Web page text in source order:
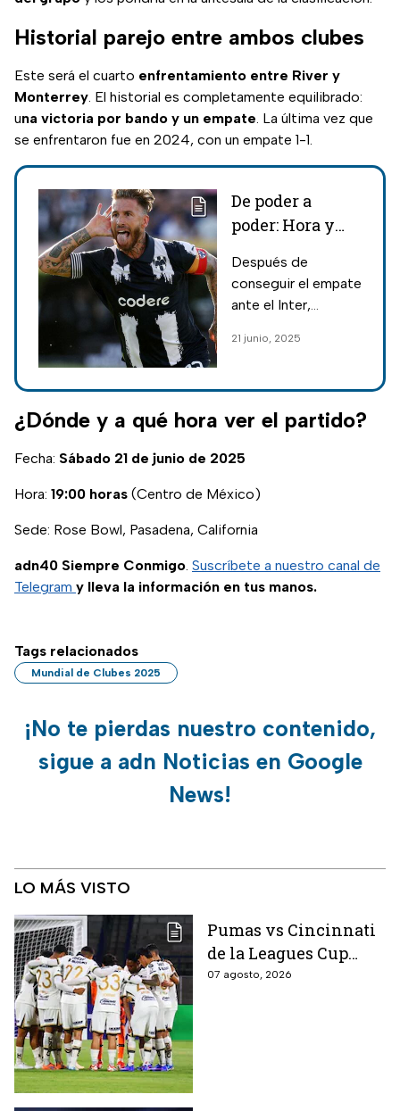
Historial parejo entre ambos clubes
Este será el cuarto enfrentamiento entre River y
Monterrey. El historial es completamente equilibrado:
una victoria por bando y un empate. La última vez que
se enfrentaron fue en 2024, con un empate 1-1.
De poder a
poder: Hora y
streaming para
ver GRATIS el
Monterrey por
Clubes 2025
Después de
conseguir el empate
ante el Inter,
afrontar el River vs
Mundial de Clubes
2025; conoce por
dónde verlo gratis.
21 junio, 2025
¿Dónde y a qué hora ver el partido?
Fecha: Sábado 21 de junio de 2025
Hora: 19:00 horas (Centro de México)
Sede: Rose Bowl, Pasadena, California
adn40 Siempre Conmigo. Suscríbete a nuestro canal de
Telegram y lleva la información en tus manos.
Tags relacionados
Mundial de Clubes 2025
¡No te pierdas nuestro contenido,
sigue a adn Noticias en Google
News!
LO MÁS VISTO
Pumas vs Cincinnati
de la Leagues Cup
2026 es pospuesto
07 agosto, 2026